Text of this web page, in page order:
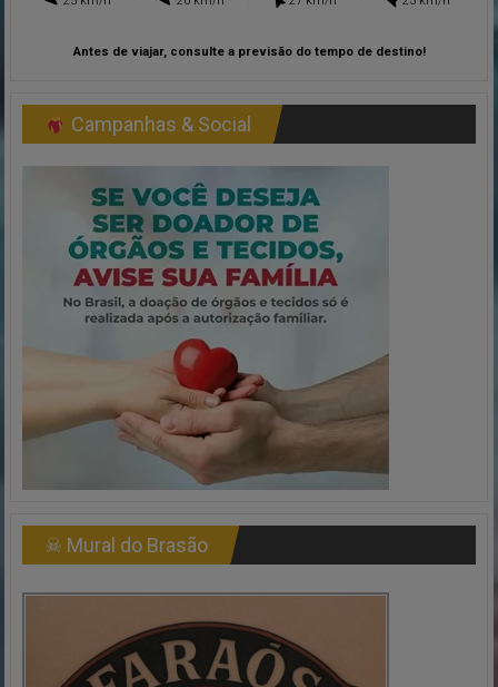
Antes de viajar, consulte a previsão do tempo de destino!
Campanhas & Social
☠ Mural do Brasão